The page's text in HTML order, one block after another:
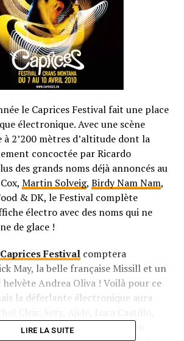
le Caprices Festival fait une place
électronique. Avec une scène
2’200 mètres d’altitude dont la
concoctée par Ricardo
des grands noms déjà annoncés au
Martin Solveig, Birdy Nam Nam,
& DK, le Festival complète
électro avec des noms qui ne
de glace !
Caprices Festivalcomptera
May, la belle française Missill et un
Andrea Oliva ! Voilà pour ce
la déferlante électronique aura
Too Loops Low Tek et bien
LIRE LA SUITE